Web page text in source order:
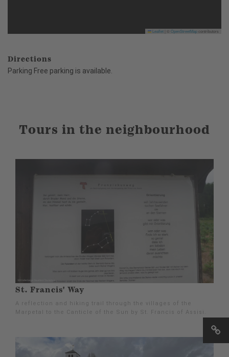
Leaflet OpenStreetMapcontributors
Directions
Parking Free parking is available.
Tours in the neighbourhood
St. Francis' Way
A reflection and hiking trail through the villages of the
Marpetal to the Canticle of the Sun by St. Francis of Assisi.